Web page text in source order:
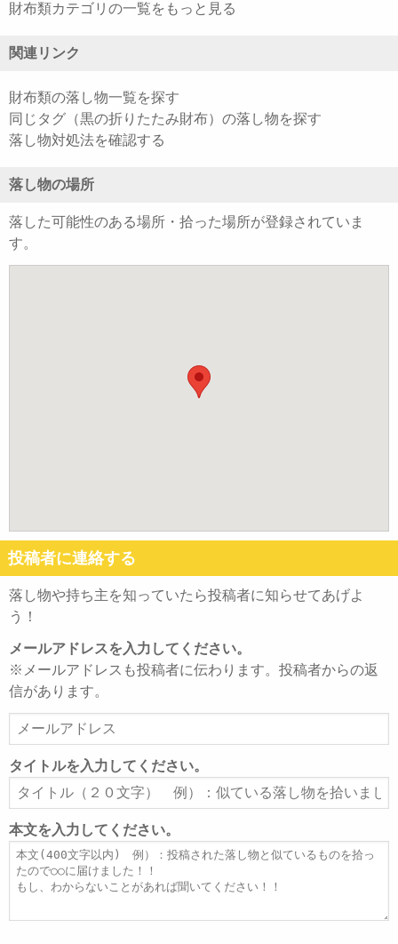
財布類カテゴリの一覧をもっと見る
関連リンク
財布類の落し物一覧を探す
同じタグ（黒の折りたたみ財布）の落し物を探す
落し物対処法を確認する
落し物の場所
落した可能性のある場所・拾った場所が登録されていま
す。
投稿者に連絡する
落し物や持ち主を知っていたら投稿者に知らせてあげよ
う！
メールアドレスを入力してください。
※メールアドレスも投稿者に伝わります。投稿者からの返
信があります。
ー
ル
ア
ド
レ
ス
タイトルを入力してください。
タ
イ
ト
ル
本文を入力してください。
本
文